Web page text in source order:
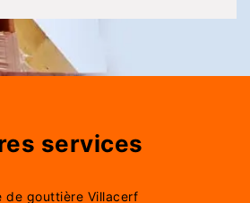
services
de gouttière Villacerf